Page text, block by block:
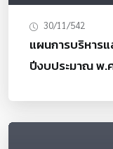
30/11/542
แผนการบริหาร
ปีงบประมาณ พ.